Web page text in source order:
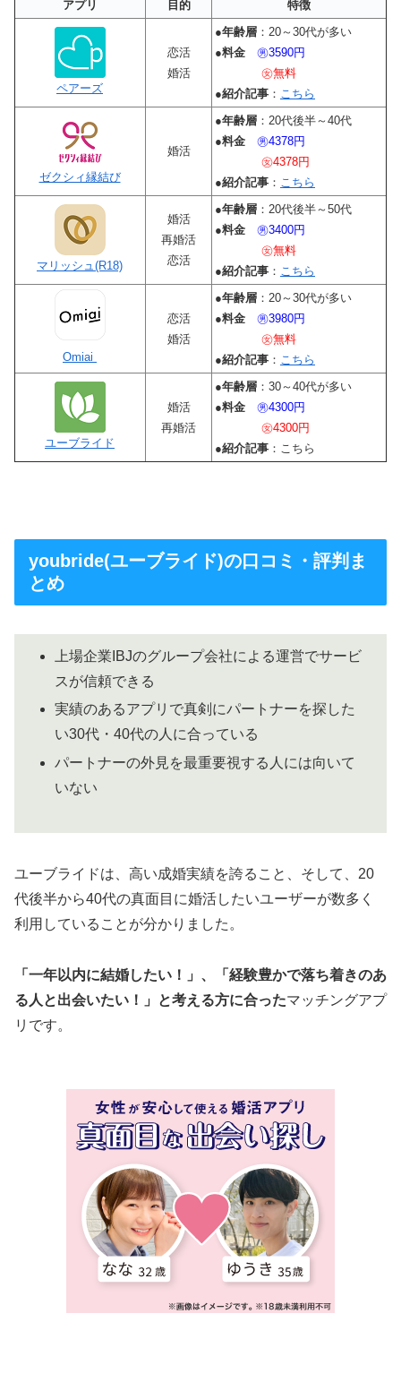
アプリ 目的 特徴
ペアーズ
恋活
婚活
●年齢層 ：20～30代が多い
●料金
㊚3590円
㊛無料
●紹介記事 ： こちら
ゼクシィ縁結び
婚活
●年齢層 ：20代後半～40代
●料金
㊚4378円
㊛4378円
●紹介記事 ： こちら
マリッシュ(R18)
婚活
再婚活
恋活
●年齢層 ：20代後半～50代
●料金
㊚3400円
㊛無料
●紹介記事 ： こちら
Omiai
恋活
婚活
●年齢層 ：20～30代が多い
●料金
㊚3980円
㊛無料
●紹介記事 ： こちら
ユーブライド
婚活
再婚活
●年齢層 ：30～40代が多い
●料金
㊚4300円
㊛4300円
●紹介記事 ：こちら
youbride(ユーブライド)の口コミ・評判ま
とめ
上場企業IBJのグループ会社による運営でサービ
スが信頼できる
実績のあるアプリで真剣にパートナーを探した
い30代・40代の人に合っている
パートナーの外見を最重要視する人には向いて
いない
ユーブライドは、高い成婚実績を誇ること、そして、20
代後半から40代の真面目に婚活したいユーザーが数多く
利用していることが分かりました。
「一年以内に結婚したい！」、「経験豊かで落ち着きのあ
る人と出会いたい！」と考える方に合ったマッチングアプ
リです。